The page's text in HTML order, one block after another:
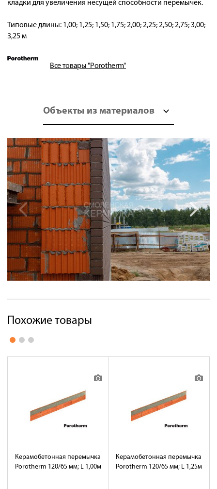
кладки для увеличения несущей способности перемычек.
Типовые длины: 1,00; 1,25; 1,50; 1,75; 2,00; 2,25; 2,50; 2,75; 3,00;
3,25 м
Все товары "Porotherm"
Объекты из материалов
Похожие товары
Керамобетонная перемычка
Porotherm 120/65 мм; L 1,00м
Керамобетонная перемычка
Porotherm 120/65 мм; L 1,25м